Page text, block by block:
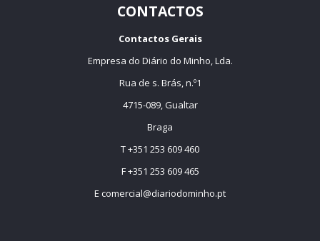
CONTACTOS
Contactos Gerais
Empresa do Diário do Minho, Lda.
Rua de s. Brás, n.º1
4715-089, Gualtar
Braga
T +351 253 609 460
F +351 253 609 465
E comercial@diariodominho.pt